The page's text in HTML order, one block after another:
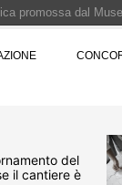
del
il cantiere è
promossa dal
aperta due